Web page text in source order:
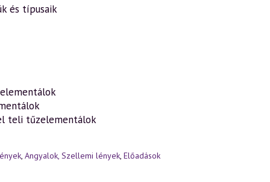
és típusaik
teli tűzelementálok
, Angyalok, Szellemi lények, Előadások